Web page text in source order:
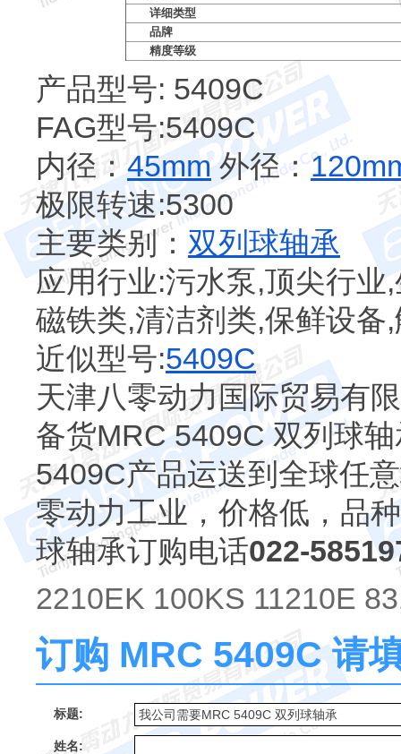
详细类型
品牌
精度等级
产品型号: 5409C
FAG型号:5409C
内径： 45mm外径：
极限转速:5300
主要类别： 双列球轴承
应用行业:污水泵,顶尖行
磁铁类,清洁剂类,保鲜设
近似型号:5409C
天津八零动力国际贸易有
备货MRC 5409C 双列球
5409C产品运送到全球任
零动力工业，价格低，品
球轴承订购电话022-
2210EK 100KS 11210E
订购 MRC 5409C 请
标题:
姓名: